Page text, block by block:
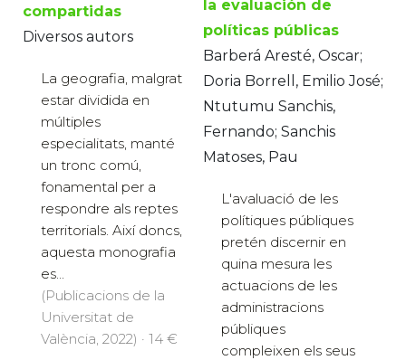
compartidas
Diversos autors
La geografia, malgrat
estar dividida en
múltiples
especialitats, manté
un tronc comú,
fonamental per a
respondre als reptes
territorials. Així doncs,
aquesta monografia
es...
(Publicacions de la
Universitat de
València, 2022) · 14 €
la evaluación de
políticas públicas
Barberá Aresté, Oscar;
Doria Borrell, Emilio José;
Ntutumu Sanchis,
Fernando; Sanchis
Matoses, Pau
L'avaluació de les
polítiques públiques
pretén discernir en
quina mesura les
actuacions de les
administracions
públiques
compleixen els seus